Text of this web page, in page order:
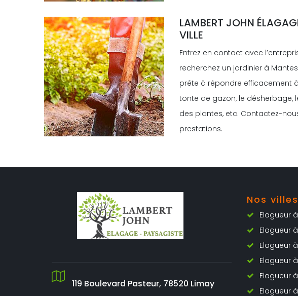
LAMBERT JOHN
VILLE
Entrez en contact avec
recherchez un jardinier à
prête à répondre efficacement
tonte de gazon, le désherbage,
des plantes, etc. Contactez-
prestations.
119 Boulevard Pasteur, 78520 Limay
Nos villes
Elagueur
Elagueur
Elagueur
Elagueur
Elagueur
Elagueur